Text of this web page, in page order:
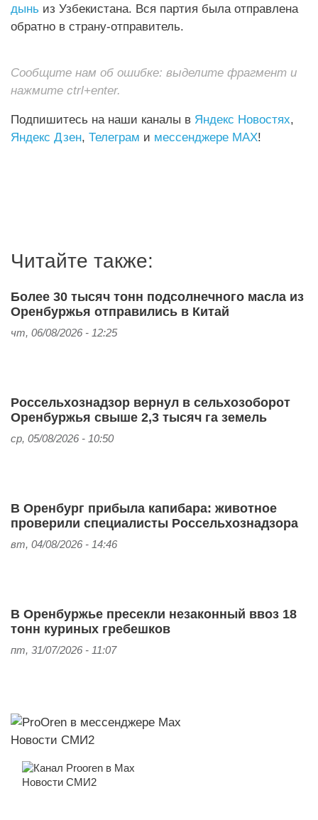
дынь из Узбекистана. Вся партия была отправлена
обратно в страну-отправитель.
Сообщите нам об ошибке: выделите фрагмент и
нажмите ctrl+enter.
Подпишитесь на наши каналы в Яндекс Новостях,
Яндекс Дзен, Телеграм и мессенджере MAX!
Читайте также:
Более 30 тысяч тонн подсолнечного масла из
Оренбуржья отправились в Китай
чт, 06/08/2026 - 12:25
Россельхознадзор вернул в сельхозоборот
Оренбуржья свыше 2,3 тысяч га земель
ср, 05/08/2026 - 10:50
В Оренбург прибыла капибара: животное
проверили специалисты Россельхознадзора
вт, 04/08/2026 - 14:46
В Оренбуржье пресекли незаконный ввоз 18
тонн куриных гребешков
пт, 31/07/2026 - 11:07
Новости СМИ2
Новости СМИ2